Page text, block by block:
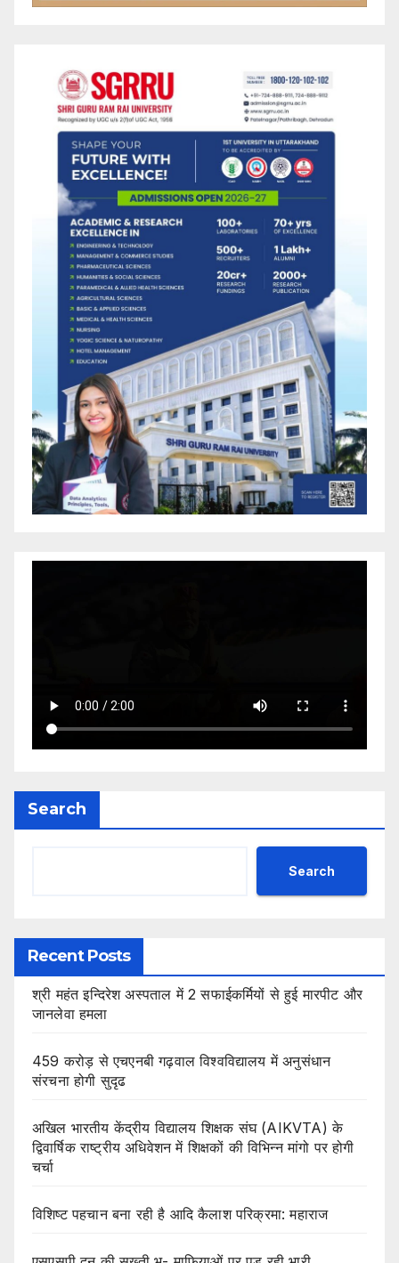
Search
Search
Recent Posts
श्री महंत इन्दिरेश अस्पताल में 2 सफाईकर्मियों से हुई मारपीट और
जानलेवा हमला
459 करोड़ से एचएनबी गढ़वाल विश्वविद्यालय में अनुसंधान
संरचना होगी सुदृढ
अखिल भारतीय केंद्रीय विद्यालय शिक्षक संघ (AIKVTA) के
द्विवार्षिक राष्ट्रीय अधिवेशन में शिक्षकों की विभिन्न मांगो पर होगी
चर्चा
विशिष्ट पहचान बना रही है आदि कैलाश परिक्रमा: महाराज